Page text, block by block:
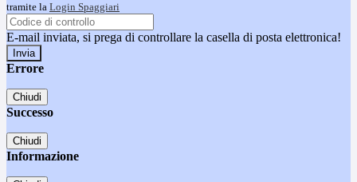
tramite la Login Spaggiari
E-mail inviata, si prega di controllare la casella di posta elettronica!
Errore
Chiudi
Successo
Chiudi
Informazione